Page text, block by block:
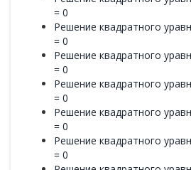
= 0
Решение квадратного
= 0
Решение квадратного
= 0
Решение квадратного
= 0
Решение квадратного
= 0
Решение квадратного
= 0